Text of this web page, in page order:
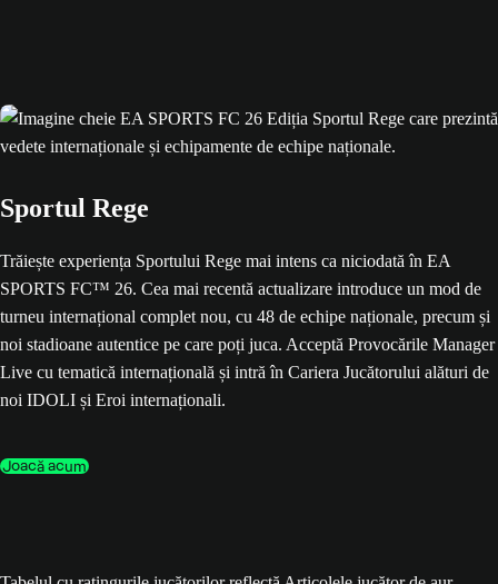
Sportul Rege
Trăiește experiența Sportului Rege mai intens ca niciodată în EA
SPORTS FC™ 26. Cea mai recentă actualizare introduce un mod de
turneu internațional complet nou, cu 48 de echipe naționale, precum și
noi stadioane autentice pe care poți juca. Acceptă Provocările Manager
Live cu tematică internațională și intră în Cariera Jucătorului alături de
noi IDOLI și Eroi internaționali.
Joacă acum